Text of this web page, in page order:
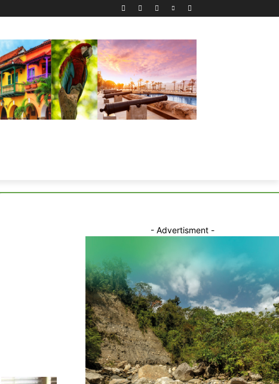
- Advertisment -